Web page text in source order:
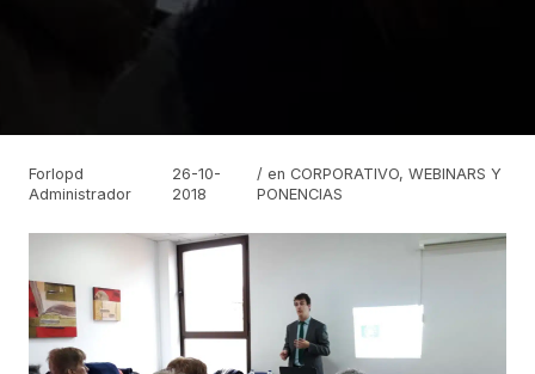
Forlopd
Administrador
26-10-
2018
/ en CORPORATIVO,WEBINARS Y
PONENCIAS